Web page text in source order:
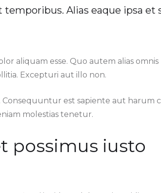
Alias eaque ipsa et
aliquam esse. Quo autem alias
Excepturi aut illo non.
Consequuntur est sapiente aut harum
molestias tenetur.
possimus iusto